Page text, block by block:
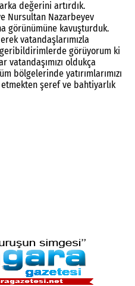
değerini artırdık.
Nursultan Nazarbeyev
görünümüne kavuşturduk.
vatandaşlarımızla
geribildirimlerde görüyorum ki
vatandaşımızı oldukça
bölgelerinde yatırımlarımızı
şeref ve bahtiyarlık